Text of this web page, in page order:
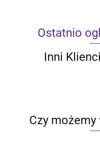
Ostatnio
Inni
Czy